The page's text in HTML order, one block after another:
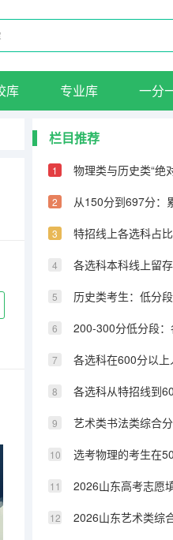
库 专业库 一分
栏目推荐
各选科在600分以
各选科从特招线到